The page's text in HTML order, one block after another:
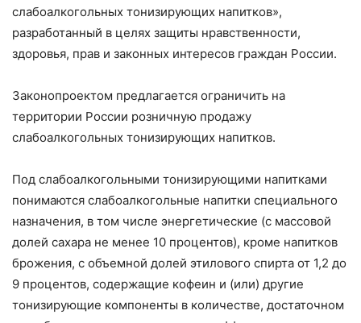
слабоалкогольных тонизирующих напитков»,
разработанный в целях защиты нравственности,
здоровья, прав и законных интересов граждан России.
Законопроектом предлагается ограничить на
территории России розничную продажу
слабоалкогольных тонизирующих напитков.
Под слабоалкогольными тонизирующими напитками
понимаются слабоалкогольные напитки специального
назначения, в том числе энергетические (с массовой
долей сахара не менее 10 процентов), кроме напитков
брожения, с объемной долей этилового спирта от 1,2 до
9 процентов, содержащие кофеин и (или) другие
тонизирующие компоненты в количестве, достаточном